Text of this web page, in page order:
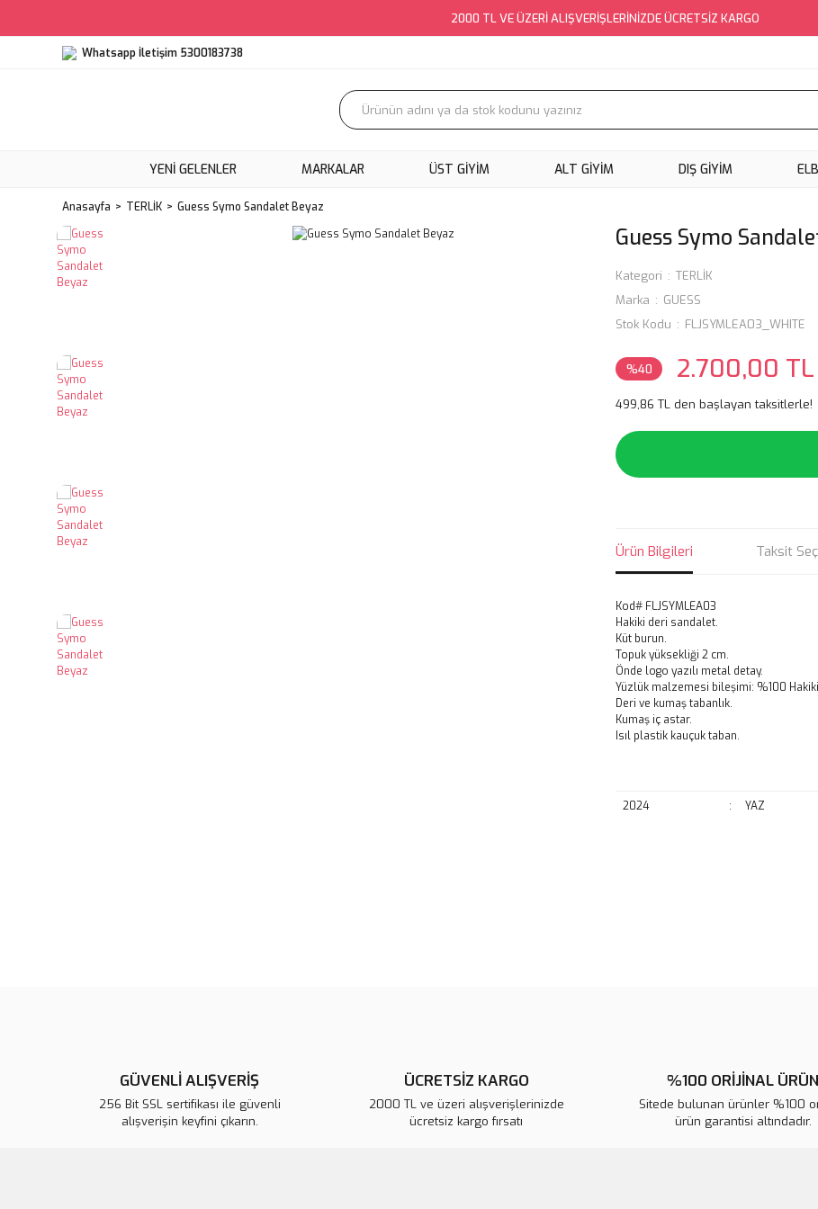
2000 TL VE ÜZERİ ALIŞVERİŞLERİNİZDE ÜCRETSİZ KARGO
Whatsapp İletişim 5300183738
YENI GELENLER MARKALAR ÜST GİYİM ALT GİYİM DIŞ GİYİM
Anasayfa TERLİK Guess Symo Sandalet Beyaz
Guess Symo
Kategori
TERLİK
Marka
GUESS
Stok Kodu
FLJSYMLEA03_WHITE
%40 2.700,00 TL
499,86 TL den başlayan taksitlerle!
Ürün Bilgileri Taksit
Kod# FLJSYMLEA03
Hakiki deri sandalet.
Küt burun.
Topuk yüksekliği 2 cm.
Önde logo yazılı metal detay.
Yüzlük malzemesi bileşimi: %100
Deri ve kumaş tabanlık.
Kumaş iç astar.
Isıl plastik kauçuk taban.
2024 : YAZ
GÜVENLİ ALIŞVERİŞ
256 Bit SSL sertifikası ile güvenli
alışverişin keyfini çıkarın.
ÜCRETSİZ KARGO
2000 TL ve üzeri alışverişlerinizde
ücretsiz kargo fırsatı
%100 ORİJİNAL ÜRÜN
Sitede bulunan ürünler %100
ürün garantisi altındadır.